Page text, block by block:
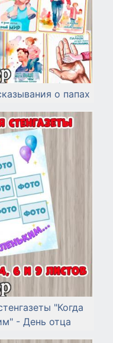
о папах
"Когда
- День отца